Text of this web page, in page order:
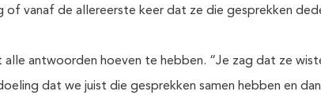
of vanaf de allereerste keer dat ze die gesprekken
alle antwoorden hoeven te hebben. “Je zag dat ze
dat we juist die gesprekken samen hebben en